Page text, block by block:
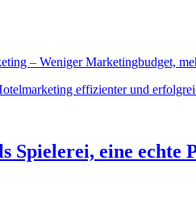
effizienter und
Spielerei, eine echte